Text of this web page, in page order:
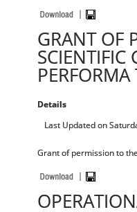
GRANT OF
PERFORMA
Details
Last Updated on
Grant of permission to